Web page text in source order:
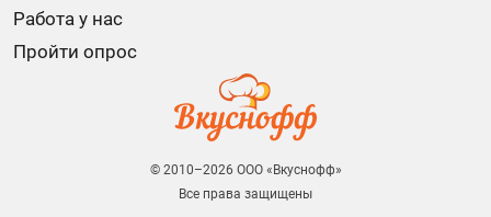
Работа у нас
Пройти опрос
© 2010–2026 ООО «Вкуснофф»
Все права защищены